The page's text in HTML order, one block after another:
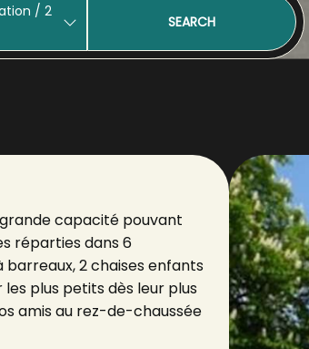
/ 2
SEARCH
capacité pouvant
réparties dans 6
barreaux, 2 chaises enfants
plus petits dès leur plus
amis au rez-de-chaussée